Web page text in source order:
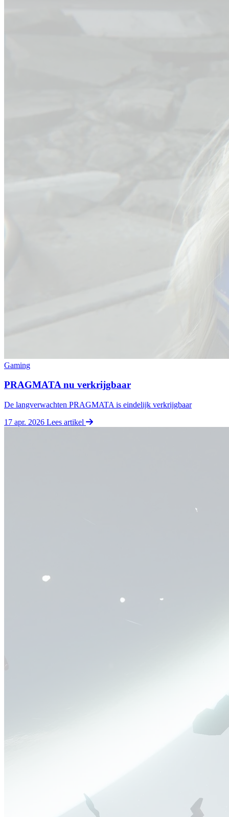
Gaming
PRAGMATA nu verkrijgbaar
De langverwachten PRAGMATA is eindelijk verkrijgbaar
17 apr. 2026 Lees artikel